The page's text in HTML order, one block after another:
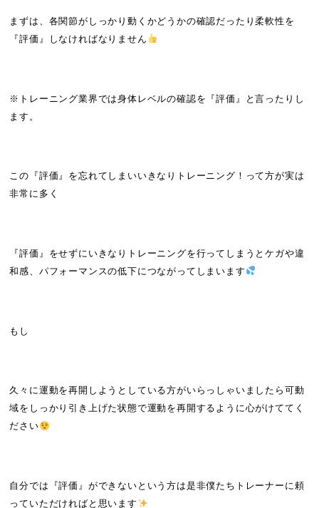
まずは、各関節がしっかり動くかどうかの確認だったり柔軟性を
『評価』しなければなりません
※ トレーニング業界では身体レベルの確認を『評価』と言ったりし
ます。
この『評価』を忘れてしまいいきなりトレーニング！って方が実は
非常に多く
『評価』をせずにいきなりトレーニングを行ってしまうとケガや違
和感、パフォーマンスの低下につながってしまいます
もし
久々に運動を再開しようとしている方がいらっしゃいましたら可動
域をしっかり引き上げた状態で運動を再開するように心がけててく
ださい
自分では『評価』ができないという方は是非僕たちトレーナーに頼
っていただければと思います